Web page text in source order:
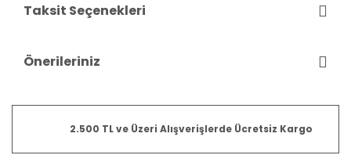
Taksit Seçenekleri
Önerileriniz
2.500 TL ve Üzeri Alışverişlerde Ücretsiz Kargo